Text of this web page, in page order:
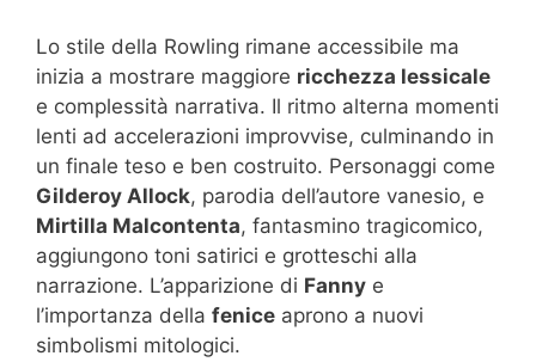
Lo stile della Rowling rimane accessibile ma
inizia a mostrare maggiore ricchezza lessicale
e complessità narrativa. Il ritmo alterna momenti
lenti ad accelerazioni improvvise, culminando in
un finale teso e ben costruito. Personaggi come
Gilderoy Allock, parodia dell’autore vanesio, e
Mirtilla Malcontenta, fantasmino tragicomico,
aggiungono toni satirici e grotteschi alla
narrazione. L’apparizione di Fanny e
l’importanza della fenice aprono a nuovi
simbolismi mitologici.